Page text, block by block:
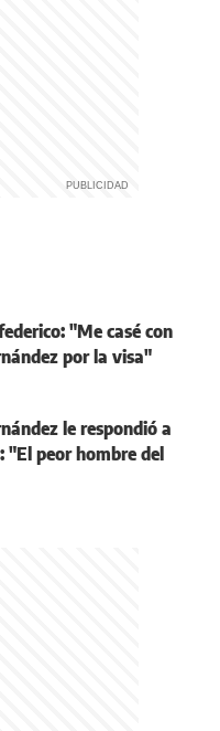
"Me casé con
por la visa"
le respondió a
"El peor hombre del